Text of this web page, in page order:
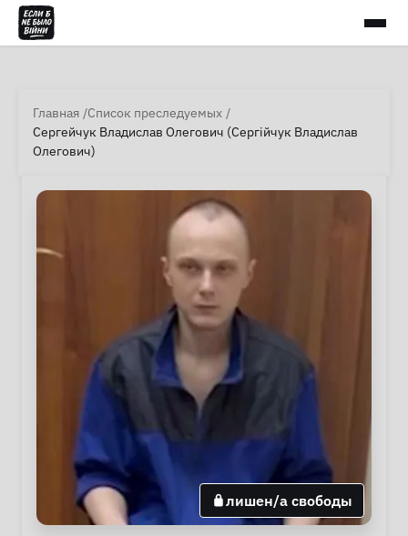
Главная Список преследуемых
Сергейчук Владислав Олегович (Сергійчук Владислав
Олегович)
лишен/а свободы